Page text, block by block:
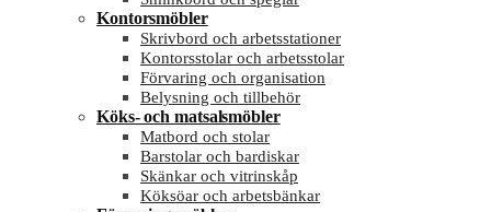
Kontorsmöbler
Skrivbord och arbetsstationer
Kontorsstolar och arbetsstolar
Förvaring och organisation
Belysning och tillbehör
Köks- och matsalsmöbler
Matbord och stolar
Barstolar och bardiskar
Skänkar och vitrinskåp
Köksöar och arbetsbänkar